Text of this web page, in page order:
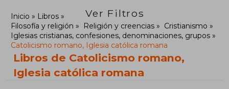
Ver Filtros
Inicio
Libros
Filosofía y religión
Religión y creencias
Cristianismo
Iglesias cristianas, confesiones, denominaciones, grupos
Catolicismo romano, Iglesia católica romana
Libros de Catolicismo romano,
Iglesia católica romana